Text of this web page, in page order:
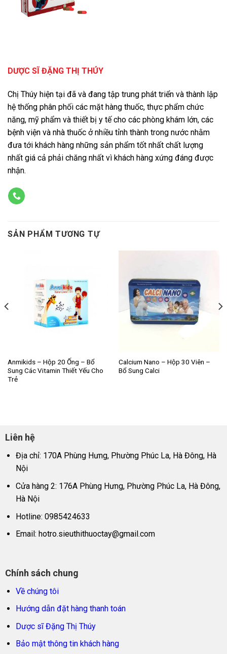
DƯỢC SĨ ĐẶNG THỊ THÚY
Chị Thúy hiện tại đã và đang tập trung phát triển và thành lập
hệ thống phân phối các mặt hàng thuốc, thực phẩm chức
năng, mỹ phẩm và thiết bị y tế cho các phòng khám lớn, các
bệnh viện và nhà thuốc ở nhiều tỉnh thành trong nước nhằm
đưa tới khách hàng những sản phẩm tốt nhất chất lượng
nhất giá cả phải chăng nhất vì khách hàng xứng đáng được
nhận.
SẢN PHẨM TƯƠNG TỰ
Anmikids – Hộp 20 Ống – Bổ
Sung Các Vitamin Thiết Yếu Cho
Trẻ
Calcium Nano – Hộp 30 Viên –
Bổ Sung Calci
Liên hệ
Địa chỉ: 170A Phùng Hưng, Phường Phúc La, Hà Đông, Hà
Nội
Cửa hàng 2: 176A Phùng Hưng, Phường Phúc La, Hà Đông,
Hà Nội
Hotline: 0985424633
Email: hotro.sieuthithuoctay@gmail.com
Chính sách chung
Về chúng tôi
Hướng dẫn đặt hàng thanh toán
Dược sĩ Đặng Thị Thúy
Bảo mật thông tin khách hàng